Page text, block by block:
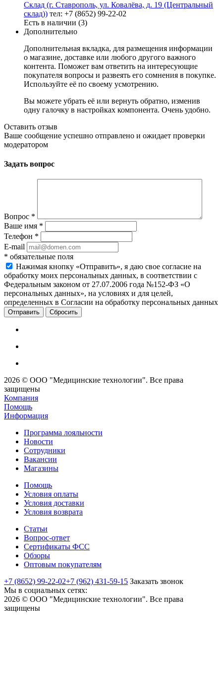
Склад (г. Ставрополь, ул. Ковалёва, д. 19 (Центральный
склад)) тел: +7 (8652) 99-22-02
Есть в наличии (3)
Дополнительно
Дополнительная вкладка, для размещения информации
о магазине, доставке или любого другого важного
контента. Поможет вам ответить на интересующие
покупателя вопросы и развеять его сомнения в покупке.
Используйте её по своему усмотрению.
Вы можете убрать её или вернуть обратно, изменив
одну галочку в настройках компонента. Очень удобно.
Оставить отзыв
Ваше сообщение успешно отправлено и ожидает проверки
модератором
Задать вопрос
Вопрос *
Ваше имя *
Телефон *
E-mail
* обязательные поля
Нажимая кнопку «Отправить», я даю свое согласие на
обработку моих персональных данных, в соответствии с
Федеральным законом от 27.07.2006 года №152-ФЗ «О
персональных данных», на условиях и для целей,
определенных в Согласии на обработку персональных данных
Сбросить
2026 © ООО "Медицинские технологии". Все права
защищены
Компания
Помощь
Информация
Программа лояльности
Новости
Сотрудники
Вакансии
Магазины
Помощь
Условия оплаты
Условия доставки
Условия возврата
Статьи
Вопрос-ответ
Сертификаты ФСС
Обзоры
Оптовым покупателям
+7 (8652) 99-22-02+7 (962) 431-59-15 Заказать звонок
Мы в социальных сетях:
2026 © ООО "Медицинские технологии". Все права
защищены